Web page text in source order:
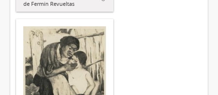
de Fermín Revueltas